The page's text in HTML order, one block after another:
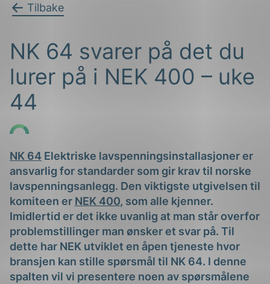
Tilbake
NK 64 svarer på det du
lurer på i NEK 400 – uke
44
NK 64 Elektriske lavspenningsinstallasjoner er
ansvarlig for standarder som gir krav til norske
lavspenningsanlegg. Den viktigste utgivelsen til
komiteen er NEK 400, som alle kjenner.
Imidlertid er det ikke uvanlig at man står overfor
problemstillinger man ønsker et svar på. Til
dette har NEK utviklet en åpen tjeneste hvor
bransjen kan stille spørsmål til NK 64. I denne
spalten vil vi presentere noen av spørsmålene